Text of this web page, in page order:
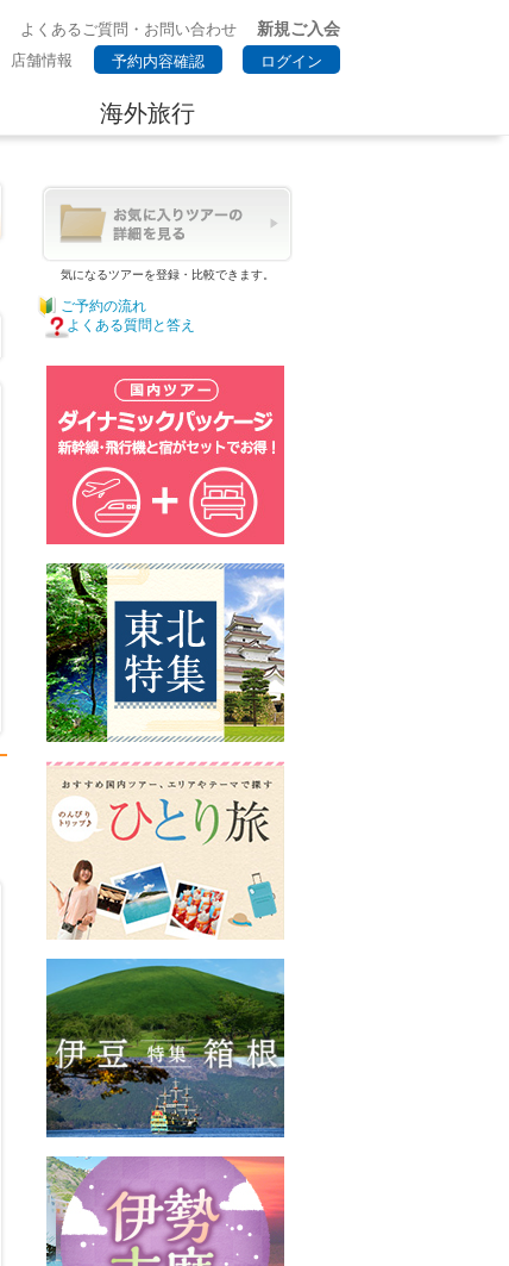
よくあるご質問・お問い合わせ
新規ご入会
店舗情報 予約内容確認 ログイン
海外旅行
気になるツアーを登録・比較できます。
ご予約の流れ
よくある質問と答え